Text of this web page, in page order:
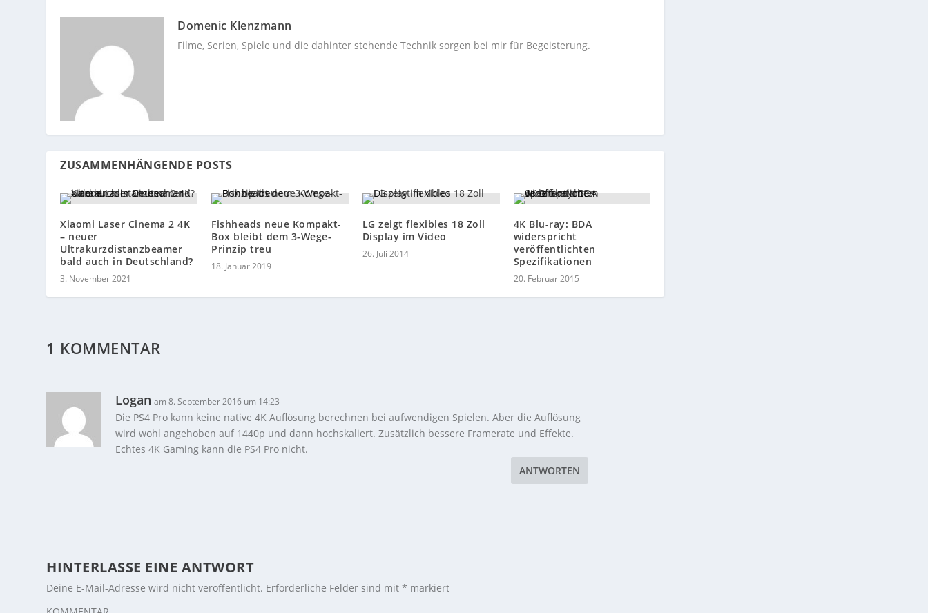
Domenic Klenzmann
Filme, Serien, Spiele und die dahinter stehende Technik sorgen bei mir für Begeisterung.
ZUSAMMENHÄNGENDE POSTS
Xiaomi Laser Cinema 2 4K
– neuer
Ultrakurzdistanzbeamer
bald auch in Deutschland?
3. November 2021
Fishheads neue Kompakt-
Box bleibt dem 3-Wege-
Prinzip treu
18. Januar 2019
LG zeigt flexibles 18 Zoll
Display im Video
26. Juli 2014
4K Blu-ray: BDA
widerspricht
veröffentlichten
Spezifikationen
20. Februar 2015
1 KOMMENTAR
Logan am 8. September 2016 um 14:23
Die PS4 Pro kann keine native 4K Auflösung berechnen bei aufwendigen Spielen. Aber die Auflösung
wird wohl angehoben auf 1440p und dann hochskaliert. Zusätzlich bessere Framerate und Effekte.
Echtes 4K Gaming kann die PS4 Pro nicht.
ANTWORTEN
HINTERLASSE EINE ANTWORT
Deine E-Mail-Adresse wird nicht veröffentlicht. Erforderliche Felder sind mit* markiert